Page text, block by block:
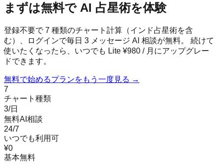
まずは無料で AI 占星術を体験
登録不要で 7 種類のチャート計算（インド占星術を含
む）、ログインで毎日 3 メッセージ AI 相談が無料。 続けて
使いたくなったら、いつでも Lite ¥980 / 月にアップグレー
ドできます。
無料で始めるプランをもう一度見る →
7
チャート種類
3/日
無料AI相談
24/7
いつでも利用可
¥0
基本無料